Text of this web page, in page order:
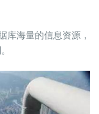
库海量的信息资源，